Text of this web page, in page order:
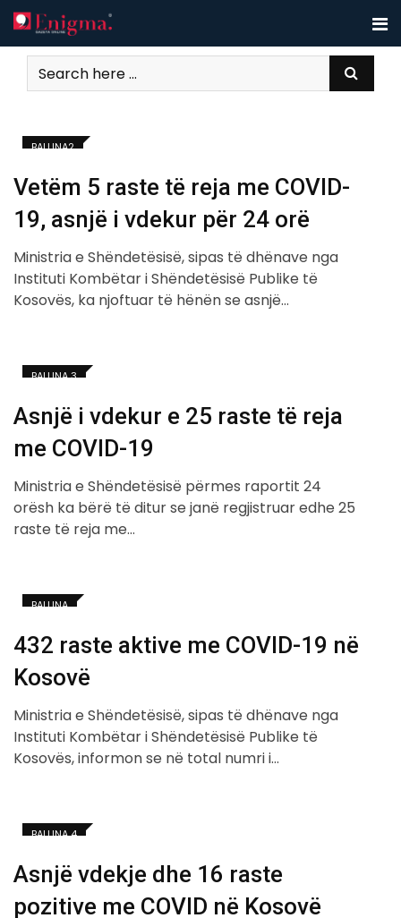
Skip
to
content
BALLINA2
Vetëm 5 raste të reja me COVID-
19, asnjë i vdekur për 24 orë
Ministria e Shëndetësisë, sipas të dhënave nga
Instituti Kombëtar i Shëndetësisë Publike të
Kosovës, ka njoftuar të hënën se asnjë…
BALLINA 3
Asnjë i vdekur e 25 raste të reja
me COVID-19
Ministria e Shëndetësisë përmes raportit 24
orësh ka bërë të ditur se janë regjistruar edhe 25
raste të reja me…
BALLINA
432 raste aktive me COVID-19 në
Kosovë
Ministria e Shëndetësisë, sipas të dhënave nga
Instituti Kombëtar i Shëndetësisë Publike të
Kosovës, informon se në total numri i…
BALLINA 4
Asnjë vdekje dhe 16 raste
pozitive me COVID në Kosovë